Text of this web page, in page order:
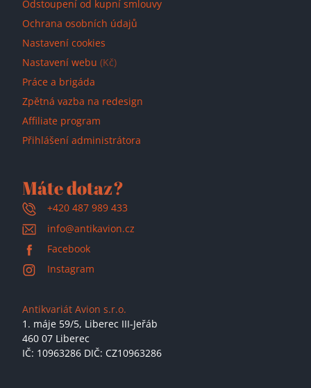
Odstoupení od kupní smlouvy
Ochrana osobních údajů
Nastavení cookies
Nastavení webu (Kč)
Práce a brigáda
Zpětná vazba na redesign
Affiliate program
Přihlášení administrátora
Máte dotaz?
+420 487 989 433
info@antikavion.cz
Facebook
Instagram
Antikvariát Avion s.r.o.
1. máje 59/5, Liberec III-Jeřáb
460 07 Liberec
IČ: 10963286 DIČ: CZ10963286